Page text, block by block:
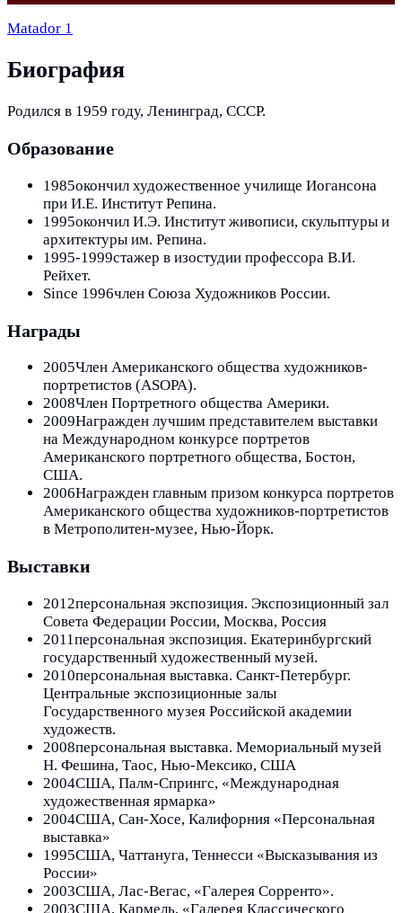
Matador 1
Биография
Родился в 1959 году, Ленинград, СССР.
Образование
1985окончил художественное училище Иогансона
при И.Е. Институт Репина.
1995окончил И.Э. Институт живописи, скульптуры и
архитектуры им. Репина.
1995-1999стажер в изостудии профессора В.И.
Рейхет.
Since 1996член Союза Художников России.
Награды
2005Член Американского общества художников-
портретистов (ASOPA).
2008Член Портретного общества Америки.
2009Награжден лучшим представителем выставки
на Международном конкурсе портретов
Американского портретного общества, Бостон,
США.
2006Награжден главным призом конкурса портретов
Американского общества художников-портретистов
в Метрополитен-музее, Нью-Йорк.
Выставки
2012персональная экспозиция. Экспозиционный зал
Совета Федерации России, Москва, Россия
2011персональная экспозиция. Екатеринбургский
государственный художественный музей.
2010персональная выставка. Санкт-Петербург.
Центральные экспозиционные залы
Государственного музея Российской академии
художеств.
2008персональная выставка. Мемориальный музей
Н. Фешина, Таос, Нью-Мексико, США
2004США, Палм-Спрингс, «Международная
художественная ярмарка»
2004США, Сан-Хосе, Калифорния «Персональная
выставка»
1995США, Чаттануга, Теннесси «Высказывания из
России»
2003США, Лас-Вегас, «Галерея Сорренто».
2003США, Кармель, «Галерея Классического